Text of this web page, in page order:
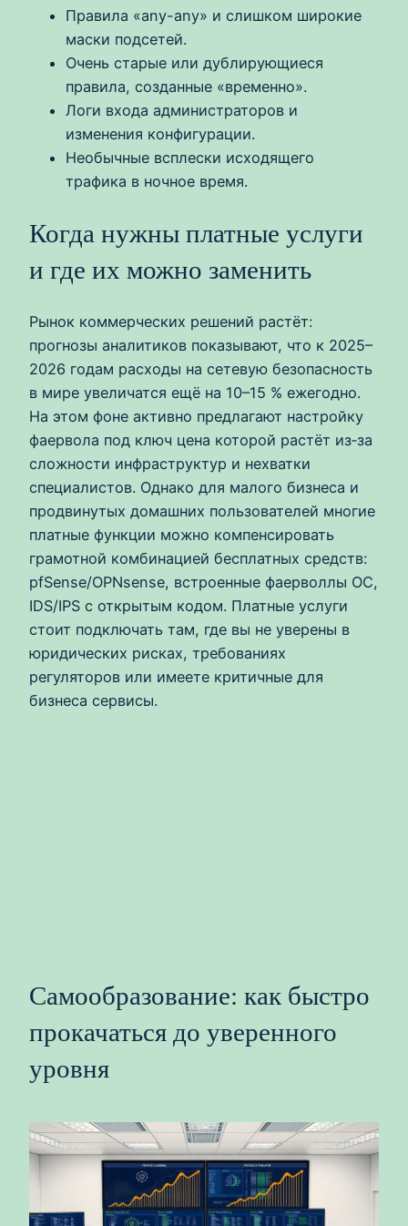
Правила «any-any» и слишком широкие
маски подсетей.
Очень старые или дублирующиеся
правила, созданные «временно».
Логи входа администраторов и
изменения конфигурации.
Необычные всплески исходящего
трафика в ночное время.
Когда нужны платные услуги
и где их можно заменить
Рынок коммерческих решений растёт:
прогнозы аналитиков показывают, что к 2025–
2026 годам расходы на сетевую безопасность
в мире увеличатся ещё на 10–15 % ежегодно.
На этом фоне активно предлагают настройку
фаервола под ключ цена которой растёт из‑за
сложности инфраструктур и нехватки
специалистов. Однако для малого бизнеса и
продвинутых домашних пользователей многие
платные функции можно компенсировать
грамотной комбинацией бесплатных средств:
pfSense/OPNsense, встроенные фаерволлы ОС,
IDS/IPS с открытым кодом. Платные услуги
стоит подключать там, где вы не уверены в
юридических рисках, требованиях
регуляторов или имеете критичные для
бизнеса сервисы.
Самообразование: как быстро
прокачаться до уверенного
уровня